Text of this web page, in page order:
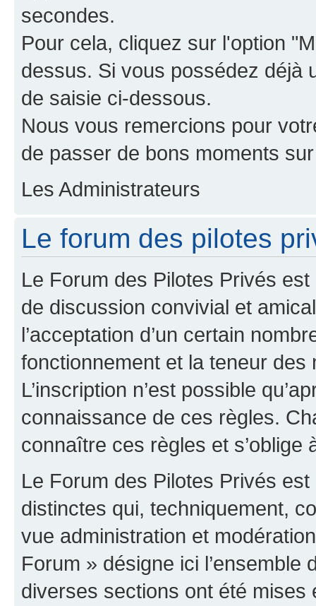
secondes.
Pour cela, cliquez sur l'option
dessus. Si vous possédez déjà
de saisie ci-dessous.
Nous vous remercions pour
de passer de bons moments
Les Administrateurs
Le forum des pilotes
Le Forum des Pilotes Privés
de discussion convivial et
l’acceptation d’un certain
fonctionnement et la teneur
L’inscription n’est possible
connaissance de ces règles.
connaître ces règles et s’oblige
Le Forum des Pilotes Privés
distinctes qui, techniquement,
vue administration et
Forum » désigne ici
diverses sections ont été